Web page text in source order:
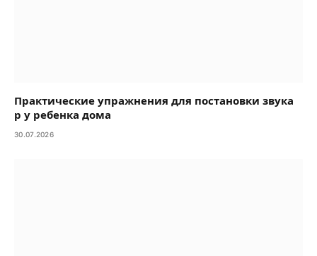
Практические упражнения для постановки звука
р у ребенка дома
30.07.2026